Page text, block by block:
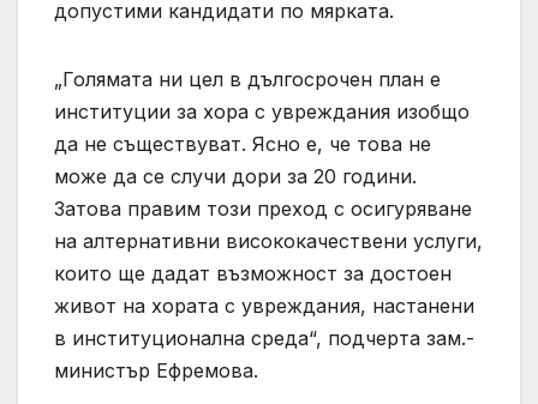
допустими кандидати по мярката.
„Голямата ни цел в дългосрочен план е
институции за хора с увреждания изобщо
да не съществуват. Ясно е, че това не
може да се случи дори за 20 години.
Затова правим този преход с осигуряване
на алтернативни висококачествени услуги,
които ще дадат възможност за достоен
живот на хората с увреждания, настанени
в институционална среда“, подчерта зам.-
министър Ефремова.